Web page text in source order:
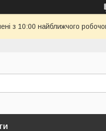
з 10:00 найближчого